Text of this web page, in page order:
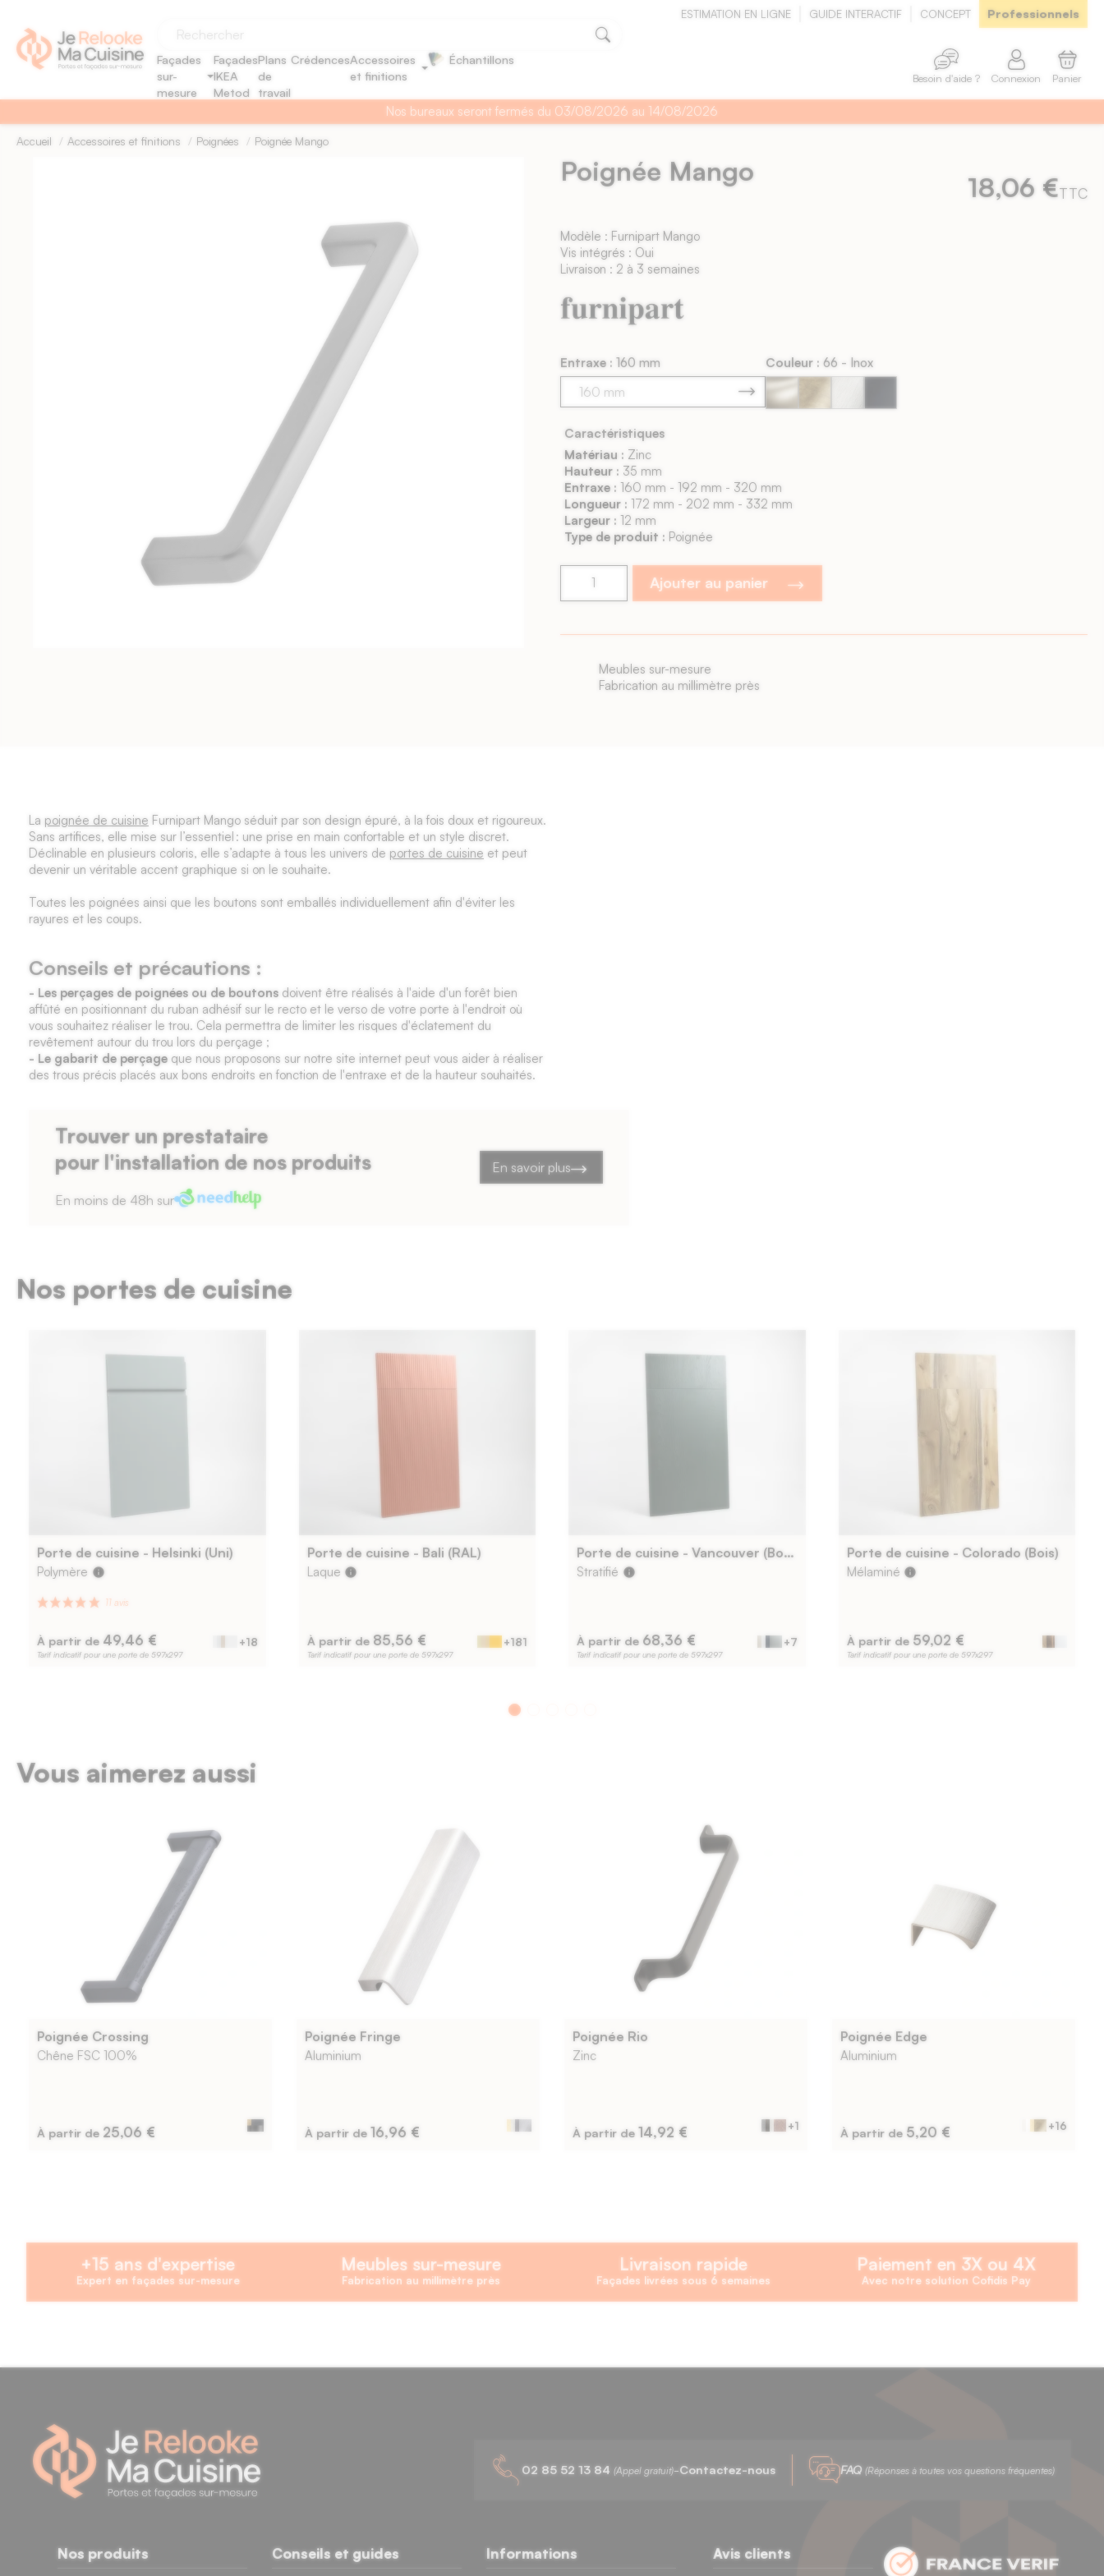
ESTIMATION EN LIGNE GUIDE INTERACTIF CONCEPT Professionnels
Façades
sur-
mesure
Façades
IKEA
Metod
Plans
de
travail
CrédencesAccessoires
et finitions
Échantillons
Besoin d'aide ? Connexion Panier
Nos bureaux seront fermés du 03/08/2026 au 14/08/2026
Accueil Accessoires et finitions Poignées Poignée Mango
Poignée Mango 18,06 €TTC
Modèle : Furnipart Mango
Vis intégrés : Oui
Livraison : 2 à 3 semaines
Entraxe : 160 mm Couleur : 66 - Inox
32
-
-
-
Caractéristiques
Matériau : Zinc
Hauteur : 35 mm
Entraxe : 160 mm - 192 mm - 320 mm
Longueur : 172 mm - 202 mm - 332 mm
Largeur : 12 mm
Type de produit : Poignée
Ajouter au panier
Livraison rapide
Façades livrées sous 6 semaines
La poignée de cuisine Furnipart Mango séduit par son design épuré, à la fois doux et rigoureux.
Sans artifices, elle mise sur l’essentiel : une prise en main confortable et un style discret.
Déclinable en plusieurs coloris, elle s’adapte à tous les univers de portes de cuisine et peut
devenir un véritable accent graphique si on le souhaite.
Toutes les poignées ainsi que les boutons sont emballés individuellement afin d'éviter les
rayures et les coups.
Conseils et précautions :
- Les perçages de poignées ou de boutons doivent être réalisés à l'aide d'un forêt bien
affûté en positionnant du ruban adhésif sur le recto et le verso de votre porte à l'endroit où
vous souhaitez réaliser le trou. Cela permettra de limiter les risques d'éclatement du
revêtement autour du trou lors du perçage ;
- Le gabarit de perçage que nous proposons sur notre site internet peut vous aider à réaliser
des trous précis placés aux bons endroits en fonction de l'entraxe et de la hauteur souhaités.
Trouver un prestataire
pour l'installation de nos produits
En moins de 48h sur
En savoir plus
Nos portes de cuisine
Porte de cuisine - Helsinki (Uni)
Polymère info
11 avis
À partir de 49,46 €
Tarif indicatif pour une porte de 597x297
+18
Porte de cuisine - Bali (RAL)
Laque info
À partir de 85,56 €
Tarif indicatif pour une porte de 597x297
+181
Porte de cuisine - Vancouver (Bois)
Stratifié info
À partir de 68,36 €
Tarif indicatif pour une porte de 597x297
+7
Porte de cuisine - Colorado (Bois)
Mélaminé info
À partir de 59,02 €
Tarif indicatif pour une porte de 597x297
Vous aimerez aussi
Poignée Crossing
Chêne FSC 100%
À partir de 25,06 €
Poignée Fringe
Aluminium
À partir de 16,96 €
Poignée Rio
Zinc
À partir de 14,92 € +1
Poignée Edge
Aluminium
À partir de 5,20 € +16
+15 ans d'expertise
Expert en façades sur-mesure
Meubles sur-mesure
Fabrication au millimètre près
Livraison rapide
Façades livrées sous 6 semaines
Paiement en 3X ou 4X
Avec notre solution Cofidis Pay
02 85 52 13 84 (Appel gratuit)-Contactez-nous FAQ (Réponses à toutes vos questions fréquentes)
Nos produits Conseils et guides Informations Avis clients